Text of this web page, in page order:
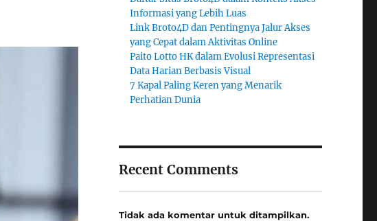
Informasi yang Lebih Luas
Link Broto4D dan Pentingnya Jalur Akses
yang Cepat dalam Aktivitas Online
Paito Lotto HK dalam Evolusi Representasi
Data Harian Berbasis Visual
7 Kapal Paling Keren yang Menarik
Perhatian Dunia
Recent Comments
Tidak ada komentar untuk ditampilkan.